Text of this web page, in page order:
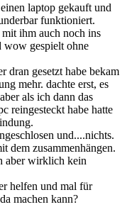
laptop gekauft und
funktioniert.
ihm auch noch ins
wow gespielt ohne
dran gesetzt habe bekam
mehr. dachte erst, es
als ich dann das
reingesteckt habe hatte
und....nichts.
dem zusammenhängen.
aber wirklich kein
helfen und mal für
machen kann?